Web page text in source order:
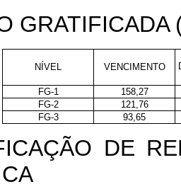
GRATIFICADA
NÍVEL VENCIMENTO
FG-1
158,27
FG-2
121,76
FG-3
93,65
DE